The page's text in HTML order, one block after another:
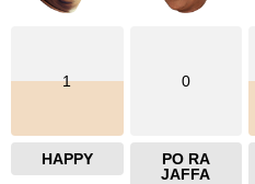
1
HAPPY
0
PO RA
JAFFA